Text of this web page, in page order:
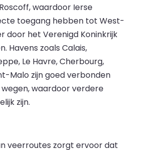
waardoor Ierse
toegang hebben tot West-
door het Verenigd Koninkrijk
Havens zoals Calais,
Le Havre, Cherbourg,
Malo zijn goed verbonden
waardoor verdere
zijn.
veerroutes zorgt ervoor dat